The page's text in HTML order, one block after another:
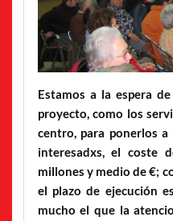
Estamos a la espera
proyecto, como los
centro, para ponerlos
interesadxs, el coste
millones y medio de €;
el plazo de ejecución
mucho el que la